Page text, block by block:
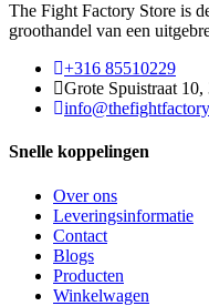
The Fight Factory Store is
groothandel van een
+316 85510229
Grote Spuistraat
Snelle koppelingen
Over ons
Leveringsinformatie
Contact
Blogs
Producten
Winkelwagen